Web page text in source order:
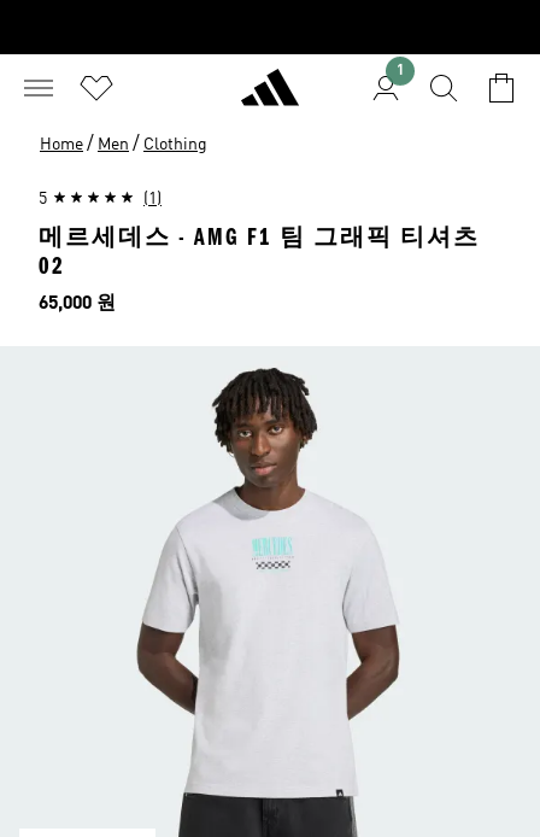
1
Home / Men / Clothing
5 (1)
메르세데스 - AMG F1 팀 그래픽 티셔츠
02
가격
65,000 원